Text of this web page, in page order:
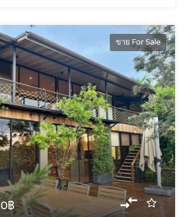
ขาย For Sale
฿